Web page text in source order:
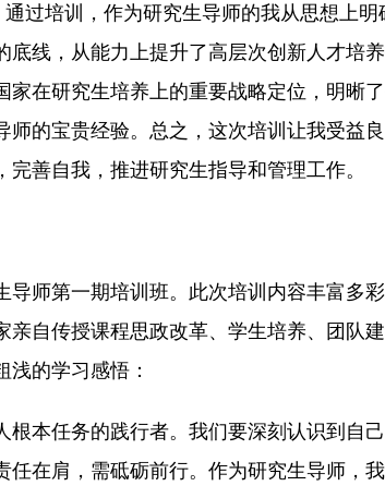
过培训，作为研究生导师的我从思想上
线，从能力上提升了高层次创新人才培
在研究生培养上的重要战略定位，明晰
师的宝贵经验。总之，这次培训让我受益
善自我，推进研究生指导和管理工作。
导师第一期培训班。此次培训内容丰富多
自传授课程思政改革、学生培养、团队
的学习感悟：
根本任务的践行者。我们要深刻认识到自
在肩，需砥砺前行。作为研究生导师，